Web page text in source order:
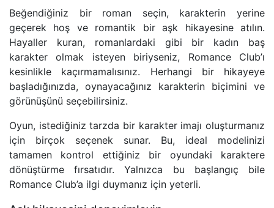
Beğendiğiniz bir roman seçin, karakterin yerine
geçerek hoş ve romantik bir aşk hikayesine atılın.
Hayaller kuran, romanlardaki gibi bir kadın baş
karakter olmak isteyen biriyseniz, Romance Club’ı
kesinlikle kaçırmamalısınız. Herhangi bir hikayeye
başladığınızda, oynayacağınız karakterin biçimini ve
görünüşünü seçebilirsiniz.
Oyun, istediğiniz tarzda bir karakter imajı oluşturmanız
için birçok seçenek sunar. Bu, ideal modelinizi
tamamen kontrol ettiğiniz bir oyundaki karaktere
dönüştürme fırsatıdır. Yalnızca bu başlangıç bile
Romance Club’a ilgi duymanız için yeterli.